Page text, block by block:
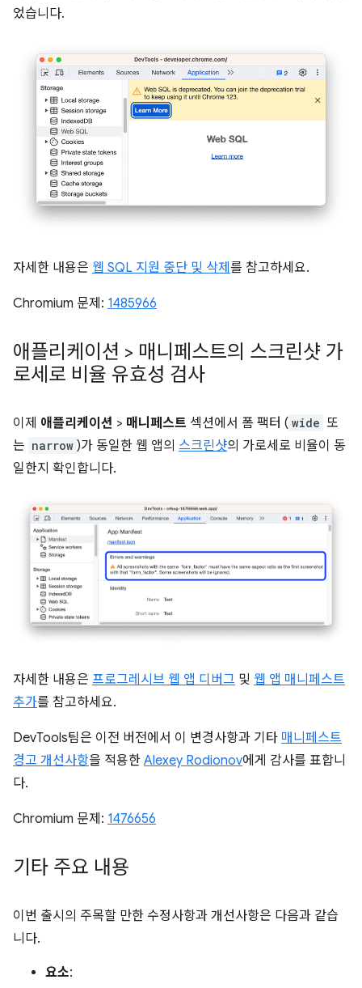
었습니다.
자세한 내용은 웹 SQL 지원 중단 및 삭제 를 참고하세요.
Chromium 문제: 1485966
애플리케이션 > 매니페스트의 스크린샷 가
로세로 비율 유효성 검사
이제 애플리케이션 > 매니페스트 섹션에서 폼 팩터 ( wide 또
는 narrow )가 동일한 웹 앱의 스크린샷의 가로세로 비율이 동
일한지 확인합니다.
자세한 내용은 프로그레시브 웹 앱 디버그 및 웹 앱 매니페스트
추가를 참고하세요.
DevTools팀은 이전 버전에서 이 변경사항과 기타 매니페스트
경고 개선사항을 적용한 Alexey Rodionov에게 감사를 표합니
다.
Chromium 문제: 1476656
기타 주요 내용
이번 출시의 주목할 만한 수정사항과 개선사항은 다음과 같습
니다.
요소: